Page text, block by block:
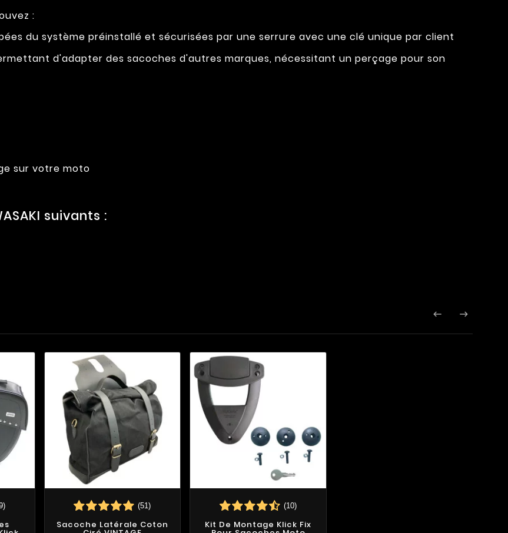
:
du système préinstallé et sécurisées par une serrure avec une clé unique par client
d'adapter des sacoches d'autres marques, nécessitant un perçage pour son
sur votre moto
suivants :
 
(51)
Sacoche Latérale Coton
(10)
Kit De Montage Klick Fix